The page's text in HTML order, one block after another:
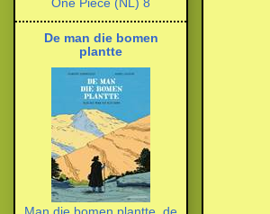
De man die bomen
plantte